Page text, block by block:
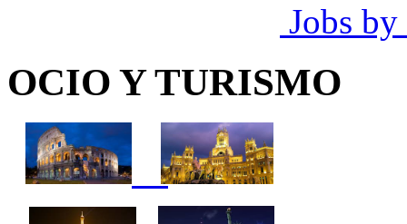
Jobs by
OCIO Y TURISMO